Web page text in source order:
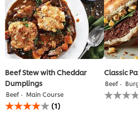
Beef Stew with Cheddar
Dumplings
Beef Main Course
متوسط
التقييم
(1)
Classic
Beef
لم
يتم